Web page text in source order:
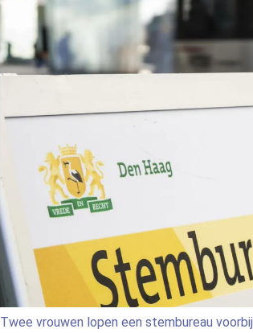
Twee vrouwen lopen een stembureau voorbij